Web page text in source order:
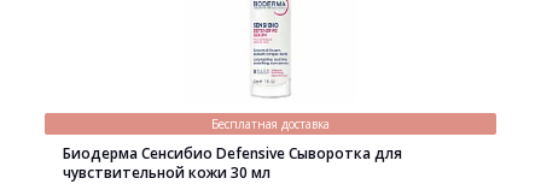
Бесплатная доставка
Биодерма Сенсибио Defensive Сыворотка для
чувствительной кожи 30 мл